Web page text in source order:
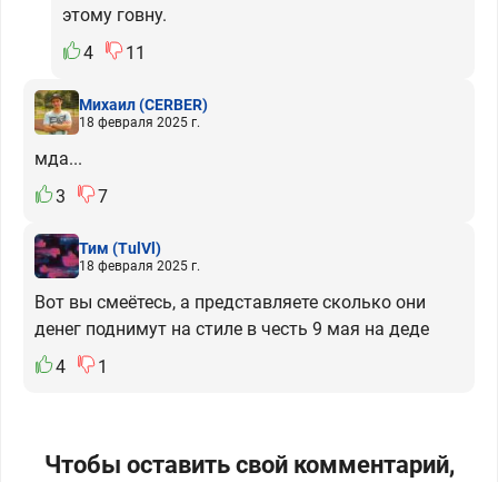
этому говну.
4
11
Михаил(CERBER)
18 февраля 2025 г.
мда...
3
7
Тим (TulVl)
18 февраля 2025 г.
Вот вы смеётесь, а представляете сколько они
денег поднимут на стиле в честь 9 мая на деде
4
1
Чтобы оставить свой комментарий,